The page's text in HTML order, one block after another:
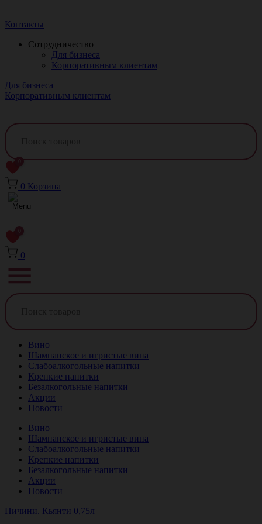
Контакты
Сотрудничество
Для бизнеса
Корпоративным клиентам
Для бизнеса
Корпоративным клиентам
0
0 Корзина
0
0
Вино
Шампанское и игристые вина
Слабоалкогольные напитки
Крепкие напитки
Безалкогольные напитки
Акции
Новости
Вино
Шампанское и игристые вина
Слабоалкогольные напитки
Крепкие напитки
Безалкогольные напитки
Акции
Новости
Пичини. Кьянти 0,75л